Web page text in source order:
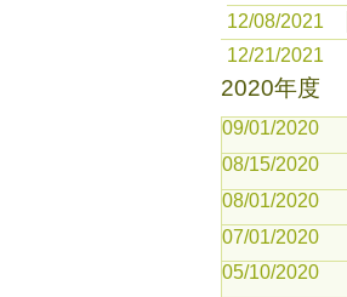
12/08/2021
12/21/2021
2020年度
09/01/2020
08/15/2020
08/01/2020
07/01/2020
05/10/2020